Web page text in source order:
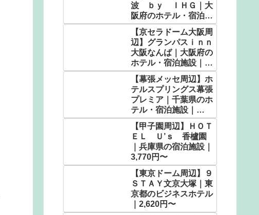
波 ｂｙ ＩＨＧ｜大
阪府のホテル・宿泊施
設｜5,583円〜
【京セラドーム大阪周
辺】グランパスｉｎｎ
大阪なんば｜大阪府の
ホテル・宿泊施設｜
2,320円〜
【幕張メッセ周辺】ホ
テルスプリングス幕張
プレミア｜千葉県のホ
テル・宿泊施設｜
7,000円〜
【甲子園周辺】ＨＯＴ
ＥＬ Ｕ’ｓ 香櫨園
｜兵庫県の宿泊施設｜
3,770円〜
【東京ドーム周辺】９
ＳＴＡＹ文京大塚｜東
京都のビジネスホテル
｜2,620円〜